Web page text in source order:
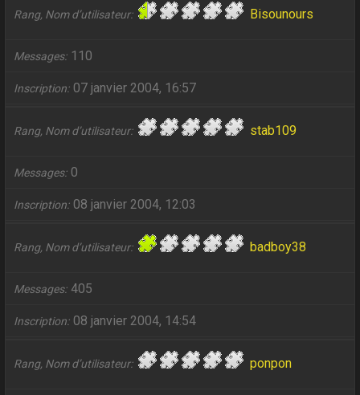
Rang, Nom d’utilisateur Bisounours
Messages 110
Inscription 07 janvier 2004, 16:57
Rang, Nom d’utilisateur stab109
Messages 0
Inscription 08 janvier 2004, 12:03
Rang, Nom d’utilisateur badboy38
Messages 405
Inscription 08 janvier 2004, 14:54
Rang, Nom d’utilisateur ponpon